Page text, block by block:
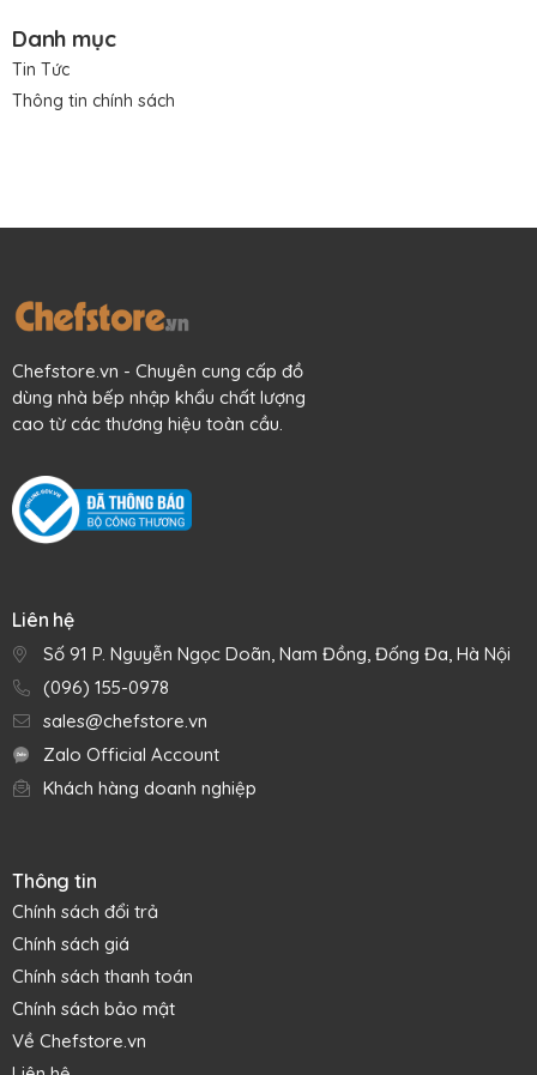
Danh mục
Tin Tức
Thông tin chính sách
Chefstore.vn - Chuyên cung cấp đồ
dùng nhà bếp nhập khẩu chất lượng
cao từ các thương hiệu toàn cầu.
Liên hệ
Số 91 P. Nguyễn Ngọc Doãn, Nam Đồng, Đống Đa, Hà Nội
(096) 155-0978
sales@chefstore.vn
Zalo Official Account
Khách hàng doanh nghiệp
Thông tin
Chính sách đổi trả
Chính sách giá
Chính sách thanh toán
Chính sách bảo mật
Về Chefstore.vn